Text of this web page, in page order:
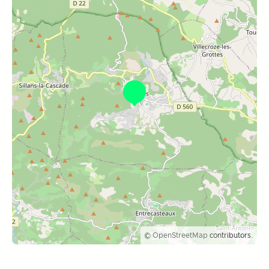
© OpenStreetMap contributors.